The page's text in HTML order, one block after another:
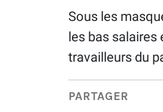
Sous les
les bas
travailleurs du
PARTAGER